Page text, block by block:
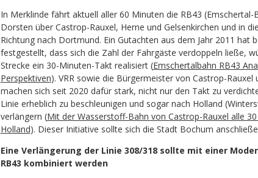
In Merklinde fährt aktuell aller 60 Minuten die RB43 (Emschertal-
Dorsten über Castrop-Rauxel, Herne und Gelsenkirchen und in
Richtung nach Dortmund. Ein Gutachten aus dem Jahr 2011 hat
festgestellt, dass sich die Zahl der Fahrgäste verdoppeln ließe,
Strecke ein 30-Minuten-Takt realisiert (Emschertalbahn RB43
Perspektiven). VRR sowie die Bürgermeister von Castrop-Rauxel
machen sich seit 2020 dafür stark, nicht nur den Takt zu
Linie erheblich zu beschleunigen und sogar nach Holland
verlängern (Mit der Wasserstoff-Bahn von Castrop-Rauxel alle
Holland). Dieser Initiative sollte sich die Stadt Bochum
Eine Verlängerung der Linie 308/318 sollte mit einer
RB43 kombiniert werden